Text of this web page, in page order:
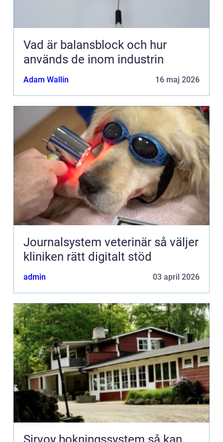
Vad är balansblock och hur
används de inom industrin
Adam Wallin 16 maj 2026
Journalsystem veterinär så väljer
kliniken rätt digitalt stöd
admin 03 april 2026